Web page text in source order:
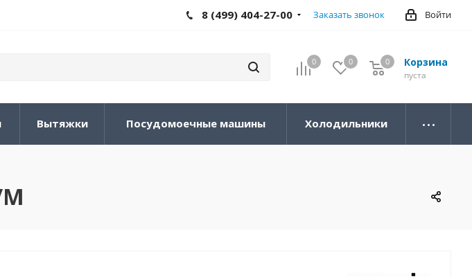
Войти
8 (499) 404-27-00 Заказать звонок
0 0 Корзина
0
пуста
0
Вытяжки Посудомоечные машины Холодильники